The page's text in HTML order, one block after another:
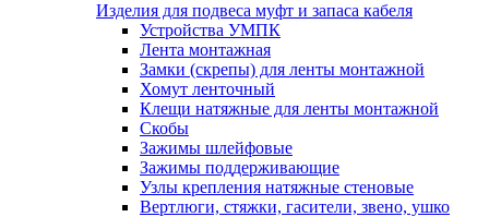
Изделия для подвеса муфт и запаса кабеля
Устройства УМПК
Лента монтажная
Замки (скрепы) для ленты монтажной
Хомут ленточный
Клещи натяжные для ленты монтажной
Скобы
Зажимы шлейфовые
Зажимы поддерживающие
Узлы крепления натяжные стеновые
Вертлюги, стяжки, гасители, звено, ушко